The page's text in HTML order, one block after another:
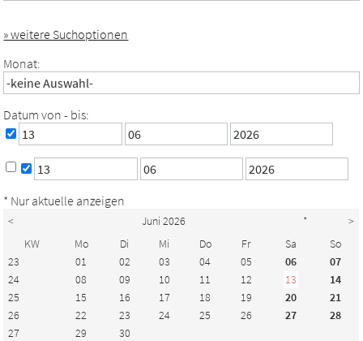
» weitere Suchoptionen
Monat:
Datum von - bis:
* Nur aktuelle anzeigen
< Juni 2026 *
>
KW
Mo Di Mi Do Fr Sa
So
23
01 02 03 04 05 06
07
24
08 09 10 11 12 13
14
25
15 16 17 18 19 20
21
26
22 23 24 25 26 27
28
27
29 30